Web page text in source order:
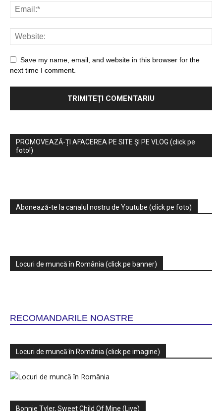
Save my name, email, and website in this browser for the
next time I comment.
PROMOVEAZĂ-ȚI AFACEREA PE SITE ȘI PE VLOG (click pe
foto!)
Abonează-te la canalul nostru de Youtube (click pe foto)
Locuri de muncă în România (click pe banner)
RECOMANDARILE NOASTRE
Locuri de muncă în România (click pe imagine)
Bonnie Tyler, Sweet Child Of Mine (Live)